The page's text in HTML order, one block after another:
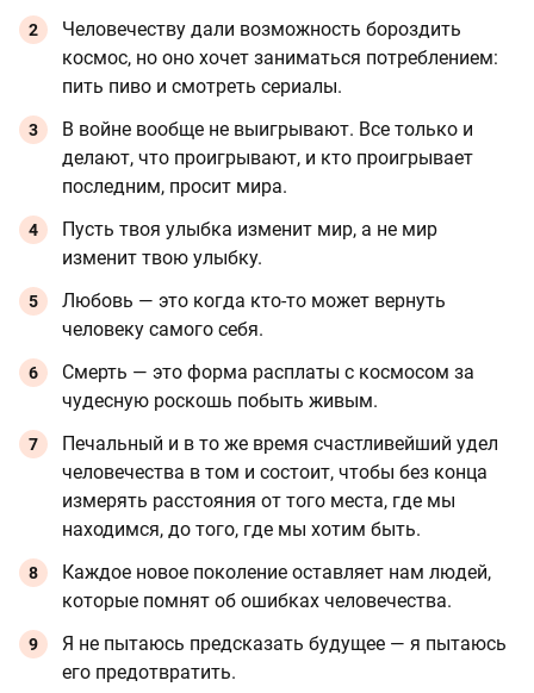
Человечеству дали возможность бороздить
космос, но оно хочет заниматься потреблением:
пить пиво и смотреть сериалы.
В войне вообще не выигрывают. Все только и
делают, что проигрывают, и кто проигрывает
последним, просит мира.
Пусть твоя улыбка изменит мир, а не мир
изменит твою улыбку.
Любовь — это когда кто-то может вернуть
человеку самого себя.
Смерть — это форма расплаты с космосом за
чудесную роскошь побыть живым.
Печальный и в то же время счастливейший удел
человечества в том и состоит, чтобы без конца
измерять расстояния от того места, где мы
находимся, до того, где мы хотим быть.
Каждое новое поколение оставляет нам людей,
которые помнят об ошибках человечества.
Я не пытаюсь предсказать будущее — я пытаюсь
его предотвратить.